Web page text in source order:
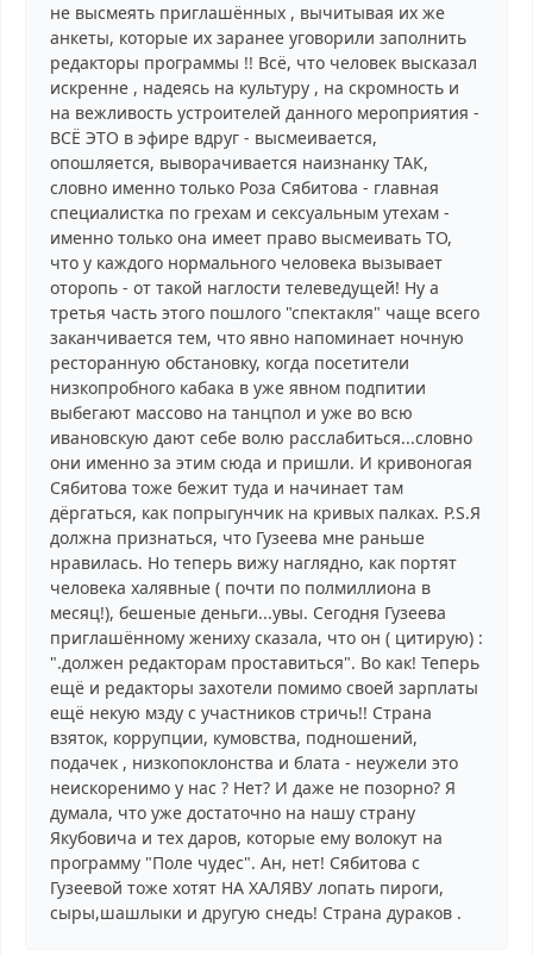
не высмеять приглашённых , вычитывая их же
анкеты, которые их заранее уговорили заполнить
редакторы программы !! Всё, что человек высказал
искренне , надеясь на культуру , на скромность и
на вежливость устроителей данного мероприятия -
ВСЁ ЭТО в эфире вдруг - высмеивается,
опошляется, выворачивается наизнанку ТАК,
словно именно только Роза Сябитова - главная
специалистка по грехам и сексуальным утехам -
именно только она имеет право высмеивать ТО,
что у каждого нормального человека вызывает
оторопь - от такой наглости телеведущей! Ну а
третья часть этого пошлого "спектакля" чаще всего
заканчивается тем, что явно напоминает ночную
ресторанную обстановку, когда посетители
низкопробного кабака в уже явном подпитии
выбегают массово на танцпол и уже во всю
ивановскую дают себе волю расслабиться...словно
они именно за этим сюда и пришли. И кривоногая
Сябитова тоже бежит туда и начинает там
дёргаться, как попрыгунчик на кривых палках. P.S.Я
должна признаться, что Гузеева мне раньше
нравилась. Но теперь вижу наглядно, как портят
человека халявные ( почти по полмиллиона в
месяц!), бешеные деньги...увы. Сегодня Гузеева
приглашённому жениху сказала, что он ( цитирую) :
".должен редакторам проставиться". Во как! Теперь
ещё и редакторы захотели помимо своей зарплаты
ещё некую мзду с участников стричь!! Страна
взяток, коррупции, кумовства, подношений,
подачек , низкопоклонства и блата - неужели это
неискоренимо у нас ? Нет? И даже не позорно? Я
думала, что уже достаточно на нашу страну
Якубовича и тех даров, которые ему волокут на
программу "Поле чудес". Ан, нет! Сябитова с
Гузеевой тоже хотят НА ХАЛЯВУ лопать пироги,
сыры,шашлыки и другую снедь! Страна дураков .